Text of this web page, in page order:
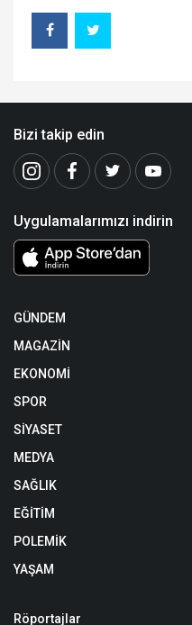
Bizi takip edin
Uygulamalarımızı indirin
GÜNDEM
MAGAZİN
EKONOMİ
SPOR
SİYASET
MEDYA
SAĞLIK
EĞİTİM
POLEMİK
YAŞAM
Röportajlar